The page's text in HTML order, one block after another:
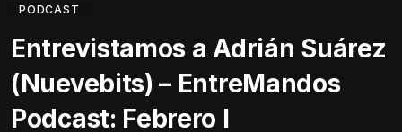
PODCAST
Entrevistamos a Adrián Suárez
(Nuevebits) – EntreMandos
Podcast: Febrero I